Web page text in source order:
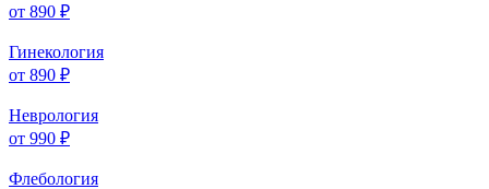
от 890 ₽
Гинекология
от 890 ₽
Неврология
от 990 ₽
Флебология